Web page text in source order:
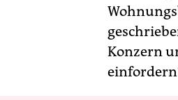
Konzern